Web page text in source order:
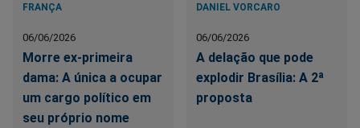
FRANÇA
06/06/2026
Morre ex-primeira
dama: A única a ocupar
um cargo político em
seu próprio nome
DANIEL VORCARO
06/06/2026
A delação que pode
explodir Brasília: A 2ª
proposta